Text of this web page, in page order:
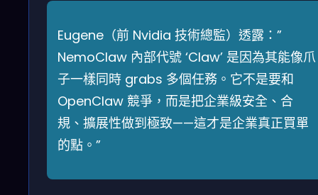
Eugene（前 Nvidia 技術總監）透露：”
NemoClaw 內部代號 ‘Claw’ 是因為其能像爪
子一樣同時 grabs 多個任務。它不是要和
OpenClaw 競爭，而是把企業級安全、合
規、擴展性做到極致——這才是企業真正買單
的點。”